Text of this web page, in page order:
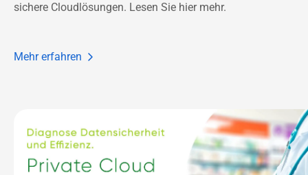
sichere Cloudlösungen. Lesen Sie hier mehr.
Mehr erfahren